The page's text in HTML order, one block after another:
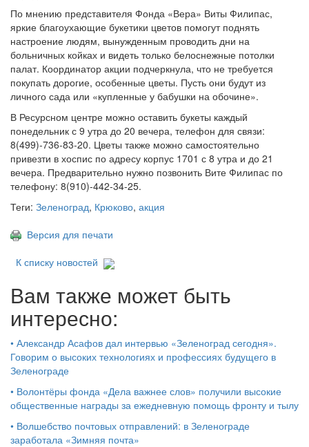
По мнению представителя Фонда «Вера» Виты Филипас,
яркие благоухающие букетики цветов помогут поднять
настроение людям, вынужденным проводить дни на
больничных койках и видеть только белоснежные потолки
палат. Координатор акции подчеркнула, что не требуется
покупать дорогие, особенные цветы. Пусть они будут из
личного сада или «купленные у бабушки на обочине».
В Ресурсном центре можно оставить букеты каждый
понедельник с 9 утра до 20 вечера, телефон для связи:
8(499)-736-83-20. Цветы также можно самостоятельно
привезти в хоспис по адресу корпус 1701 с 8 утра и до 21
вечера. Предварительно нужно позвонить Вите Филипас по
телефону: 8(910)-442-34-25.
Теги: Зеленоград, Крюково, акция
Версия для печати
К списку новостей
Вам также может быть
интересно:
• Александр Асафов дал интервью «Зеленоград сегодня».
Говорим о высоких технологиях и профессиях будущего в
Зеленограде
• Волонтёры фонда «Дела важнее слов» получили высокие
общественные награды за ежедневную помощь фронту и тылу
• Волшебство почтовых отправлений: в Зеленограде
заработала «Зимняя почта»